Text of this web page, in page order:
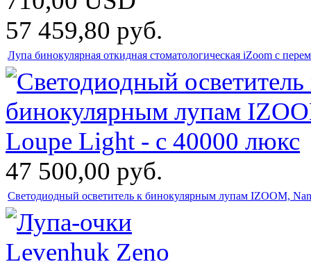
57 459,80 руб.
Лупа бинокулярная откидная стоматологическая iZoom с
47 500,00 руб.
Светодиодный осветитель к бинокулярным лупам IZOOM,